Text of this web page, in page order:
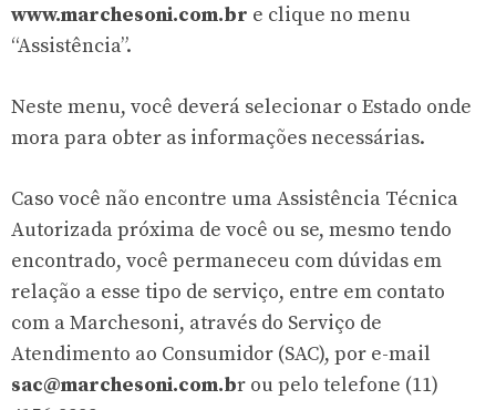
www.marchesoni.com.br e clique no menu
“Assistência”.
Neste menu, você deverá selecionar o Estado onde
mora para obter as informações necessárias.
Caso você não encontre uma Assistência Técnica
Autorizada próxima de você ou se, mesmo tendo
encontrado, você permaneceu com dúvidas em
relação a esse tipo de serviço, entre em contato
com a Marchesoni, através do Serviço de
Atendimento ao Consumidor (SAC), por e-mail
sac@marchesoni.com.br ou pelo telefone (11)